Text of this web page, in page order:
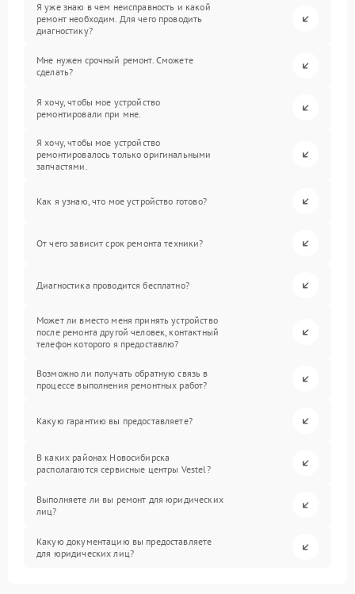
Я уже знаю в чем неисправность и какой
ремонт необходим. Для чего проводить
диагностику?
Мне нужен срочный ремонт. Сможете
сделать?
Я хочу, чтобы мое устройство
ремонтировали при мне.
Я хочу, чтобы мое устройство
ремонтировалось только оригинальными
запчастями.
Как я узнаю, что мое устройство готово?
От чего зависит срок ремонта техники?
Диагностика проводится бесплатно?
Может ли вместо меня принять устройство
после ремонта другой человек, контактный
телефон которого я предоставлю?
Возможно ли получать обратную связь в
процессе выполнения ремонтных работ?
Какую гарантию вы предоставляете?
В каких районах Новосибирска
располагаются сервисные центры Vestel?
Выполняете ли вы ремонт для юридических
лиц?
Какую документацию вы предоставляете
для юридических лиц?